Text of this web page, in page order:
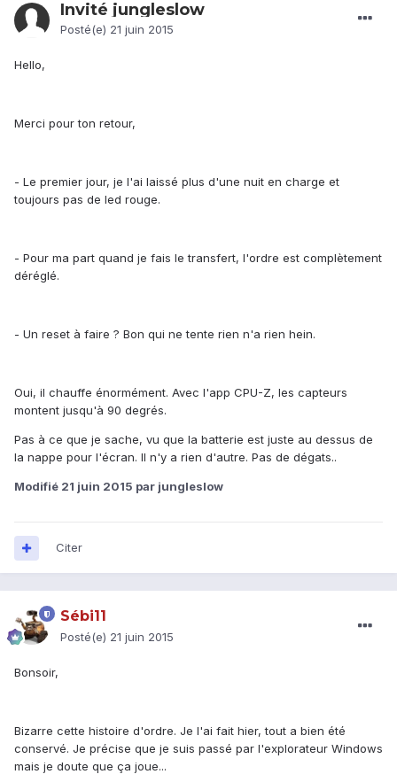
Invité jungleslow
Posté(e) 21 juin 2015
Hello,
Merci pour ton retour,
- Le premier jour, je l'ai laissé plus d'une nuit en charge et
toujours pas de led rouge.
- Pour ma part quand je fais le transfert, l'ordre est complètement
déréglé.
- Un reset à faire ? Bon qui ne tente rien n'a rien hein.
Oui, il chauffe énormément. Avec l'app CPU-Z, les capteurs
montent jusqu'à 90 degrés.
Pas à ce que je sache, vu que la batterie est juste au dessus de
la nappe pour l'écran. Il n'y a rien d'autre. Pas de dégats..
Modifié 21 juin 2015 par jungleslow
Citer
Sébi11
Posté(e) 21 juin 2015
Bonsoir,
Bizarre cette histoire d'ordre. Je l'ai fait hier, tout a bien été
conservé. Je précise que je suis passé par l'explorateur Windows
mais je doute que ça joue...